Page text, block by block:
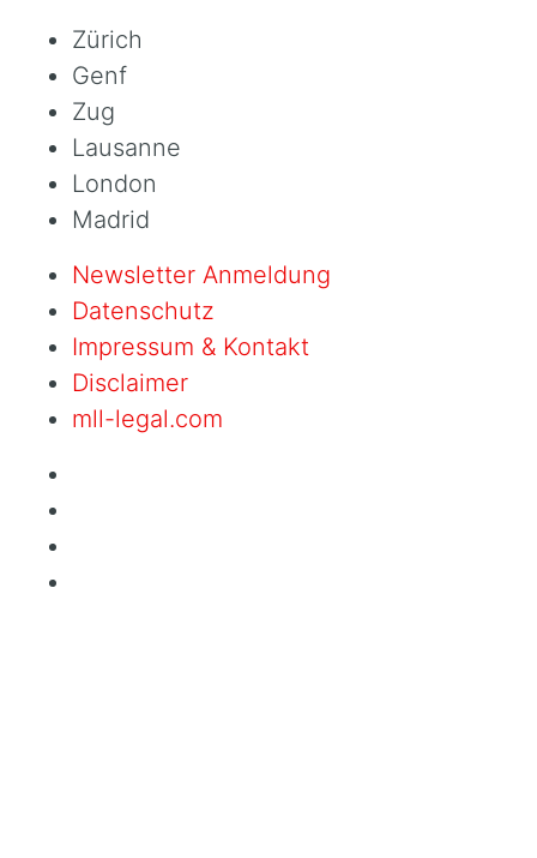
Zürich
Genf
Zug
Lausanne
London
Madrid
Newsletter Anmeldung
Datenschutz
Impressum & Kontakt
Disclaimer
mll-legal.com